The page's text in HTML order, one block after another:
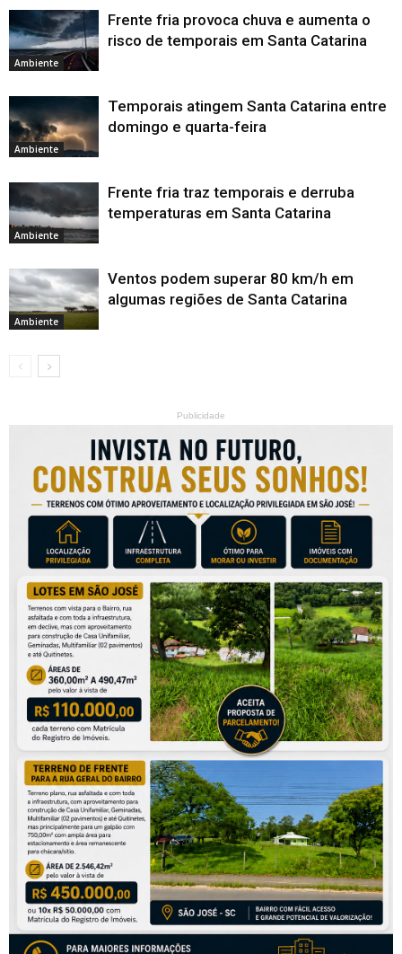
Ambiente
Frente fria provoca chuva e aumenta o
risco de temporais em Santa Catarina
Ambiente
Temporais atingem Santa Catarina entre
domingo e quarta-feira
Ambiente
Frente fria traz temporais e derruba
temperaturas em Santa Catarina
Ambiente
Ventos podem superar 80 km/h em
algumas regiões de Santa Catarina
Publicidade